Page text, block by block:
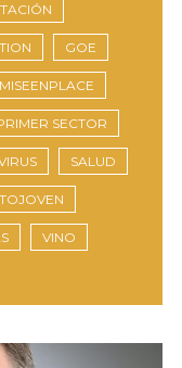
GOE
MISEENPLACE
SECTOR
SALUD
VINO